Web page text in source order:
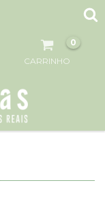
CARRINHO
0